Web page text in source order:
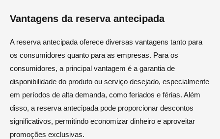
Vantagens da reserva antecipada
A reserva antecipada oferece diversas vantagens tanto para
os consumidores quanto para as empresas. Para os
consumidores, a principal vantagem é a garantia de
disponibilidade do produto ou serviço desejado, especialmente
em períodos de alta demanda, como feriados e férias. Além
disso, a reserva antecipada pode proporcionar descontos
significativos, permitindo economizar dinheiro e aproveitar
promoções exclusivas.